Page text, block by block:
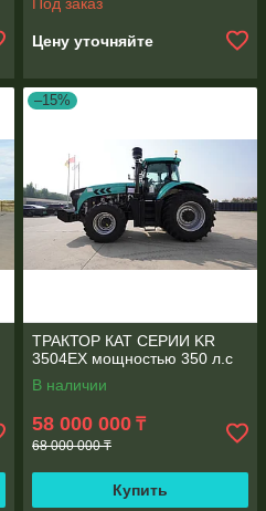
Цену уточняйте
–15%
ТРАКТОР КАТ СЕРИИ KR
3504EX мощностью 350 л.с
В наличии
58 000 000 ₸
68 000 000 ₸
Купить